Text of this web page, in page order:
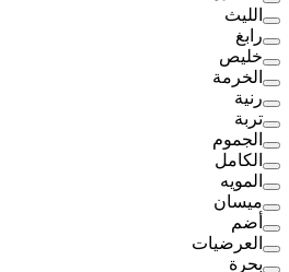
الليث
رابغ
خليص
الخرمة
رنية
تربة
الجموم
الكامل
المويه
ميسان
أضم
العرضيات
بحرة